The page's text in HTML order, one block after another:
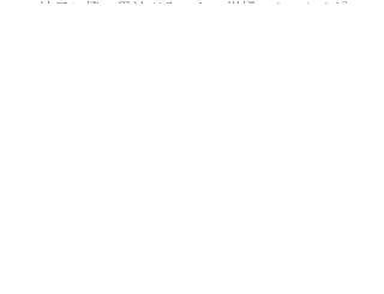
柚子に橙の果汁が入った、柑橘のおいしさ溢